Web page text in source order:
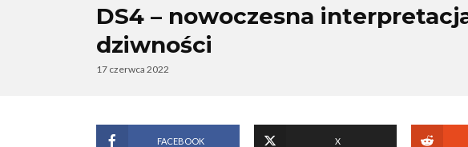
DS4 – nowoczesna
dziwności
17 czerwca 2022
FACEBOOK X